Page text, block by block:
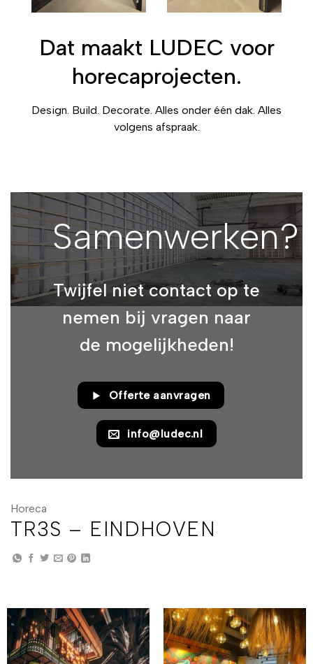
Dat maakt LUDEC voor
horecaprojecten.
Design. Build. Decorate. Alles onder één dak. Alles
volgens afspraak.
Samenwerken?
Twijfel niet contact op te
nemen bij vragen naar
de mogelijkheden!
Offerte aanvragen
info@ludec.nl
Horeca
TR3S – EINDHOVEN